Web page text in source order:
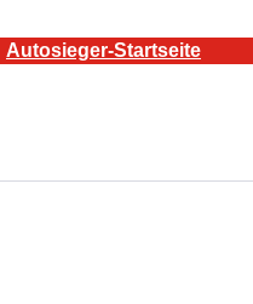
Autosieger-Startseite